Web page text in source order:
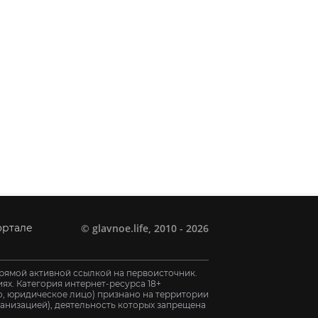
© glavnoe.life , 2010 - 2026
активной ссылкой на первоисточник.
Категория интернет-ресурса 18+
юридическое лицо) признано на территории
деятельность которых запрещена